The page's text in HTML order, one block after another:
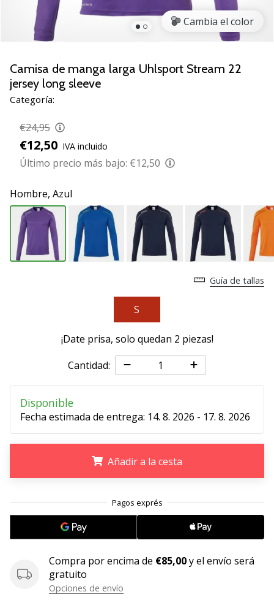
voleibol
Regalos
Navidad
para
jugadores
de
¡Nuestros
consejos
te
ayudarán
elegir
el
regalo
perfecto!
Encuentra…
¡Conviértete
embajador
Weplayvolleyball!
¿Te
consideras
un
jugón?
equipo!
Mostrar
todos
Cambia el color
Camisa de manga larga Uhlsport Stream 22
jersey long sleeve
Categoría:
€24,95
€12,50 IVA incluido
Último precio más bajo: €12,50
Hombre, Azul
Guía de tallas
S
¡Date prisa, solo quedan 2 piezas!
Cantidad:
Disponible
Fecha estimada de entrega: 14. 8. 2026 - 17. 8. 2026
Añadir a la cesta
Compra por encima de €85,00y el envío será
gratuito
Opciones de envío